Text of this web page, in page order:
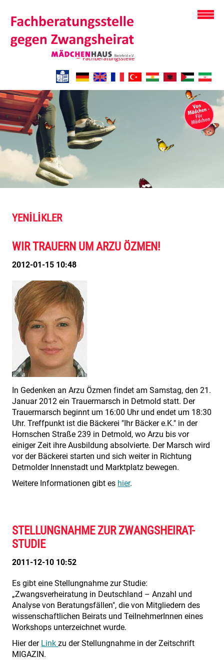
YENILIKLER
WIR TRAUERN UM ARZU ÖZMEN!
2012-01-15 10:48
In Gedenken an Arzu Özmen findet am Samstag, den 21.
Januar 2012 ein Trauermarsch in Detmold statt. Der
Trauermarsch beginnt um 16:00 Uhr und endet um 18:30
Uhr. Treffpunkt ist die Bäckerei "Ihr Bäcker e.K." in der
Hornschen Straße 239 in Detmold, wo Arzu bis vor
einiger Zeit ihre Ausbildung absolvierte. Der Marsch wird
vor der Bäckerei starten und sich weiter in Richtung
Detmolder Innenstadt und Marktplatz bewegen.
Weitere Informationen gibt es hier.
STELLUNGNAHME ZUR ZWANGSHEIRAT-
STUDIE
2011-12-10 10:52
Es gibt eine Stellungnahme zur Studie:
„Zwangsverheiratung in Deutschland – Anzahl und
Analyse von Beratungsfällen", die von Mitgliedern des
wissenschaftlichen Beirats und TeilnehmerInnen eines
Workshops unterzeichnet wurde.
Hier der Linkzu der Stellungnahme in der Zeitschrift
MIGAZIN.